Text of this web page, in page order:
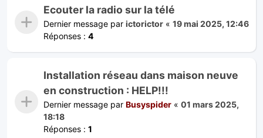
Ecouter la radio sur la télé
Dernier message par ictorictor « 19 mai 2025, 12:46
Réponses : 4
Installation réseau dans maison neuve
en construction : HELP!!!
Dernier message par Busyspider « 01 mars 2025,
18:18
Réponses : 1